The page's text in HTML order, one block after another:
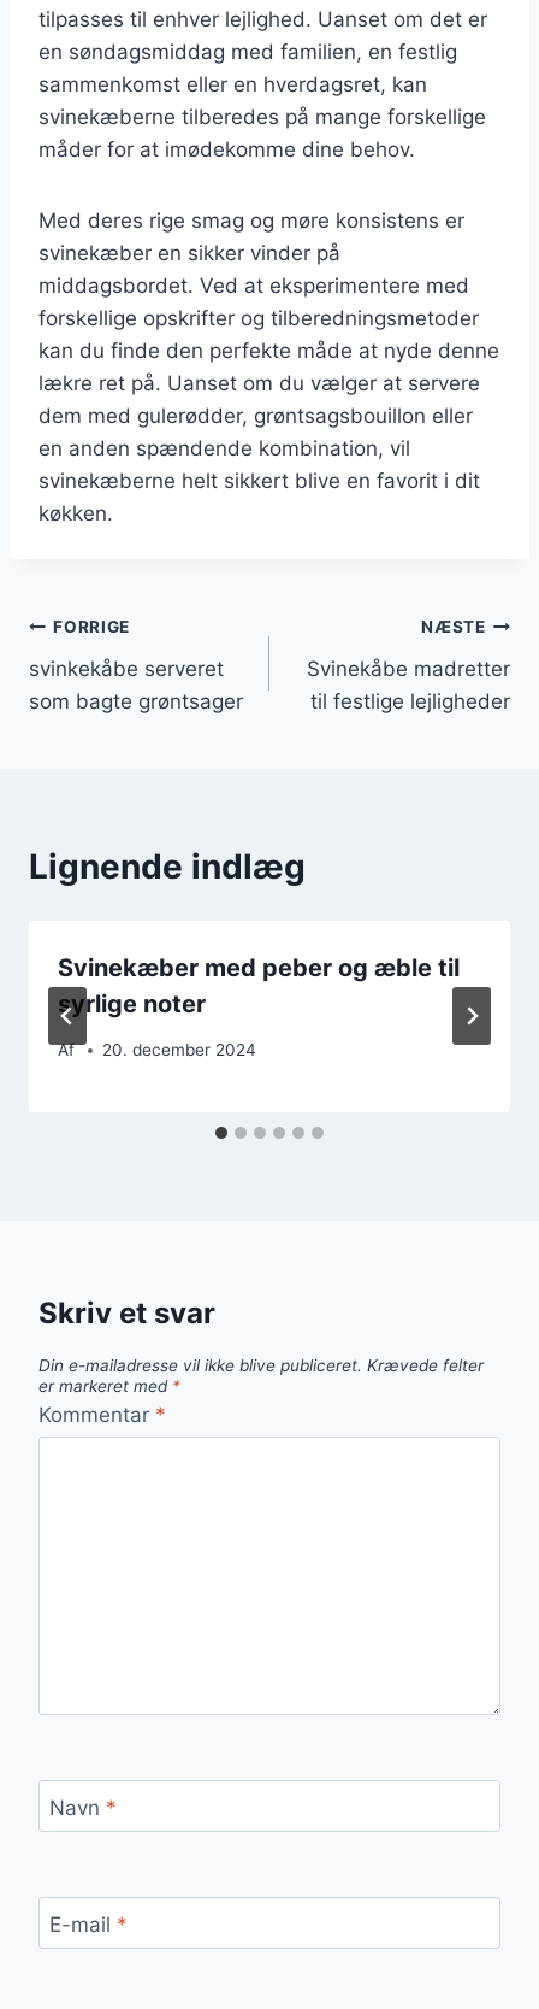
tilpasses til enhver lejlighed. Uanset om det er
en søndagsmiddag med familien, en festlig
sammenkomst eller en hverdagsret, kan
svinekæberne tilberedes på mange forskellige
måder for at imødekomme dine behov.
Med deres rige smag og møre konsistens er
svinekæber en sikker vinder på
middagsbordet. Ved at eksperimentere med
forskellige opskrifter og tilberedningsmetoder
kan du finde den perfekte måde at nyde denne
lækre ret på. Uanset om du vælger at servere
dem med gulerødder, grøntsagsbouillon eller
en anden spændende kombination, vil
svinekæberne helt sikkert blive en favorit i dit
køkken.
Indlægsnavigation
FORRIGE
svinkekåbe serveret
som bagte grøntsager
NÆSTE
Svinekåbe madretter
til festlige lejligheder
Lignende indlæg
Svinekæber med peber og æble til
syrlige noter
Af 20. december 2024
Skriv et svar
Din e-mailadresse vil ikke blive publiceret. Krævede felter
er markeret med *
Kommentar *
Navn *
E-mail *